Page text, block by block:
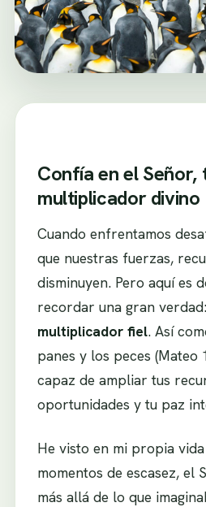
Confía en el Señor,
multiplicador divino
Cuando enfrentamos
que nuestras fuerzas,
disminuyen. Pero aquí es
recordar una gran verdad:
multiplicador fiel. Así
panes y los peces (Mateo
capaz de ampliar tus
oportunidades y tu paz
He visto en mi propia
momentos de escasez, el
más allá de lo que